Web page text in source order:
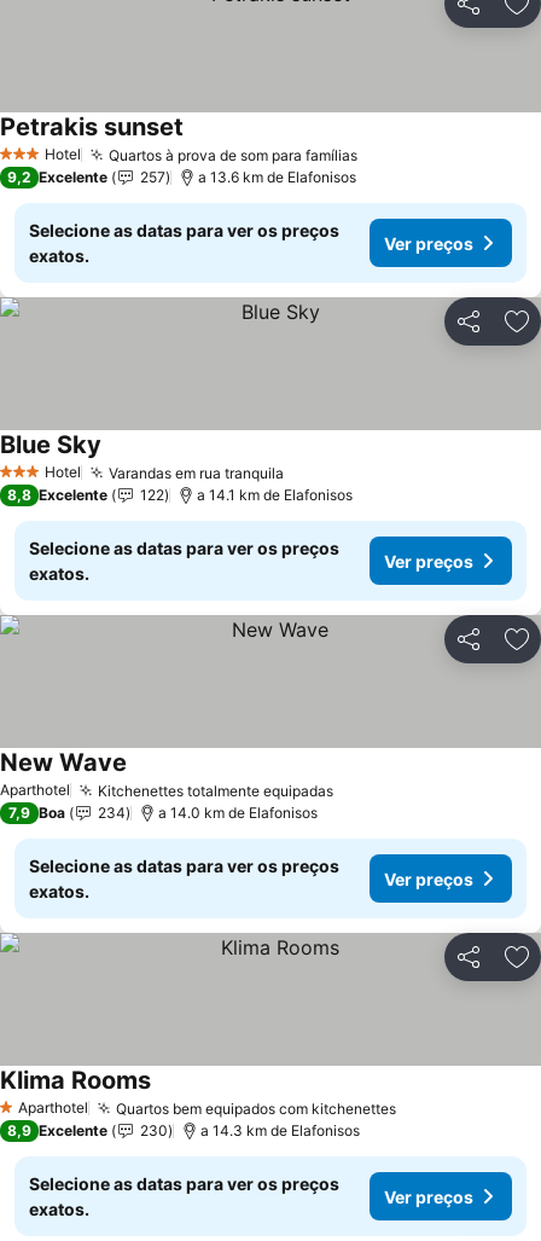
Partilhar
3 EstrelasHotel Quartos à prova de som para famíliasVer preços
Petrakis sunset
9,2 Excelente 257 a 13.6 km de Elafonisos
Selecione as datas para ver os preços
exatos.
Ver preços
Partilhar
3 EstrelasHotel Varandas em rua tranquila
Blue Sky
8,8 Excelente 122 a 14.1 km de Elafonisos
Selecione as datas para ver os preços
exatos.
Ver preços
Partilhar
Aparthotel Kitchenettes totalmente equipadasVer preços
New Wave
7,9 Boa 234 a 14.0 km de Elafonisos
Selecione as datas para ver os preços
exatos.
Ver preços
Partilhar
1 Estrelas
Aparthotel Quartos bem equipados com kitchenettesVer preços
Klima RoomsVer preços
8,9 Excelente 230 a 14.3 km de Elafonisos
Selecione as datas para ver os preços
exatos.
Ver preços